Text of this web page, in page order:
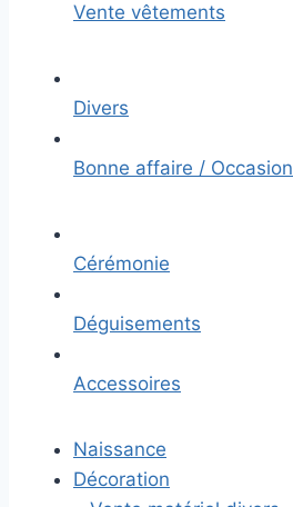
Vente vêtements
Divers
Bonne affaire / Occasion
Cérémonie
Déguisements
Accessoires
Naissance
Décoration